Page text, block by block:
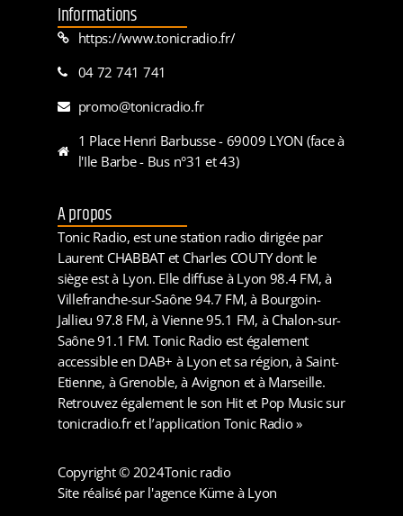
Informations
https://www.tonicradio.fr/
04 72 741 741
promo@tonicradio.fr
1 Place Henri Barbusse - 69009 LYON (face à
l'Ile Barbe - Bus n°31 et 43)
A propos
Tonic Radio, est une station radio dirigée par
Laurent CHABBAT et Charles COUTY dont le
siège est à Lyon. Elle diffuse à Lyon 98.4 FM, à
Villefranche-sur-Saône 94.7 FM, à Bourgoin-
Jallieu 97.8 FM, à Vienne 95.1 FM, à Chalon-sur-
Saône 91.1 FM. Tonic Radio est également
accessible en DAB+ à Lyon et sa région, à Saint-
Etienne, à Grenoble, à Avignon et à Marseille.
Retrouvez également le son Hit et Pop Music sur
tonicradio.fr et l’application Tonic Radio »
Copyright © 2024Tonic radio
Site réalisé par l'agence Küme à Lyon